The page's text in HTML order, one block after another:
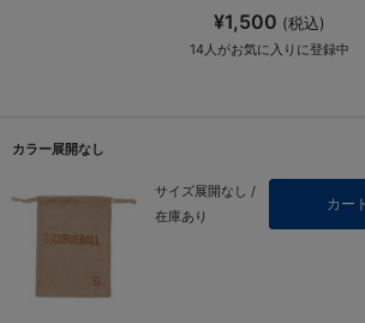
¥1,500 (税込)
14 人がお気に入りに登録中
カラー展開なし
サイズ展開なし /
在庫あり
カー